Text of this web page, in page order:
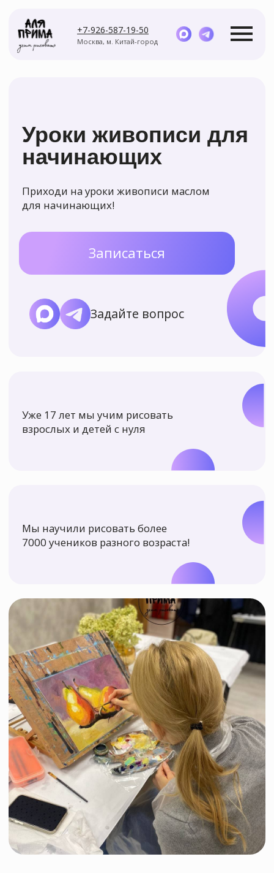
Москва, м. Китай-город
Приходи на уроки живописи маслом
для начинающих!
Уже 17 лет мы учим рисовать
взрослых и детей с нуля
Расписание
наших занятий